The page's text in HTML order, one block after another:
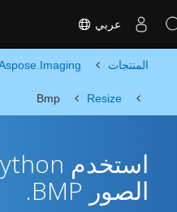
عربي
المنتجات
Resize
Bmp
الصور BMP.